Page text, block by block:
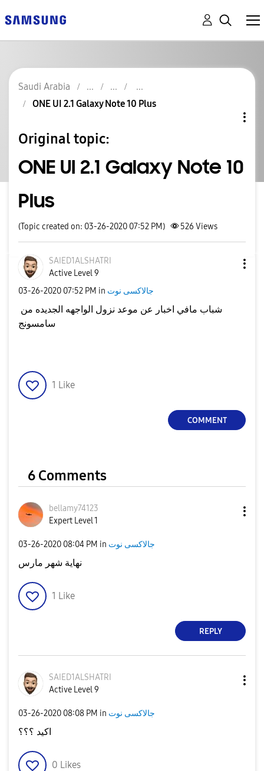
Saudi Arabia
ONE UI 2.1 Galaxy Note 10 Plus
Original topic:
ONE UI 2.1 Galaxy Note 10
Plus
(Topic created on: 03-26-2020 07:52 PM) 526 Views
SAIED1ALSHATRI
Active Level 9
‎03-26-2020 07:52 PM in جالاكسى نوت
1 Like
COMMENT
6 Comments
bellamy74123
Expert Level 1
‎03-26-2020 08:04 PM in جالاكسى نوت
نهاية شهر مارس
1 Like
REPLY
SAIED1ALSHATRI
Active Level 9
‎03-26-2020 08:08 PM in جالاكسى نوت
اكيد ؟؟؟
0 Likes